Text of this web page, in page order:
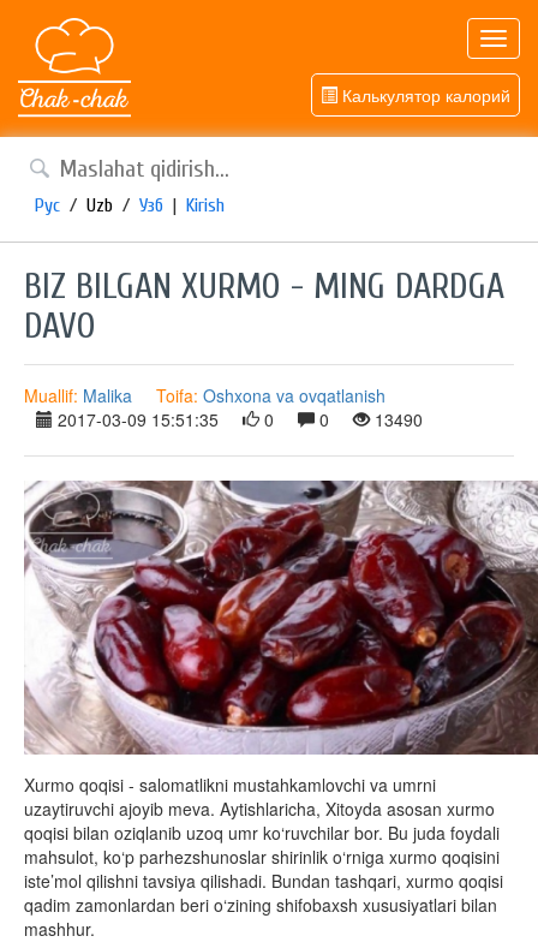
Калькулятор калорий
Рус / Uzb / Узб | Kirish
BIZ BILGAN XURMO - MING DARDGA
DAVO
Muallif: Malika Toifa: Oshxona va ovqatlanish
2017-03-09 15:51:35
0 0 13490
Xurmo qoqisi - salomatlikni mustahkamlovchi va umrni
uzaytiruvchi ajoyib meva. Aytishlaricha, Xitoyda asosan xurmo
qoqisi bilan oziqlanib uzoq umr ko‘ruvchilar bor. Bu juda foydali
mahsulot, ko‘p parhezshunoslar shirinlik o‘rniga xurmo qoqisini
iste’mol qilishni tavsiya qilishadi. Bundan tashqari, xurmo qoqisi
qadim zamonlardan beri o‘zining shifobaxsh xususiyatlari bilan
mashhur.